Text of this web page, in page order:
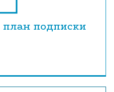
план подписки